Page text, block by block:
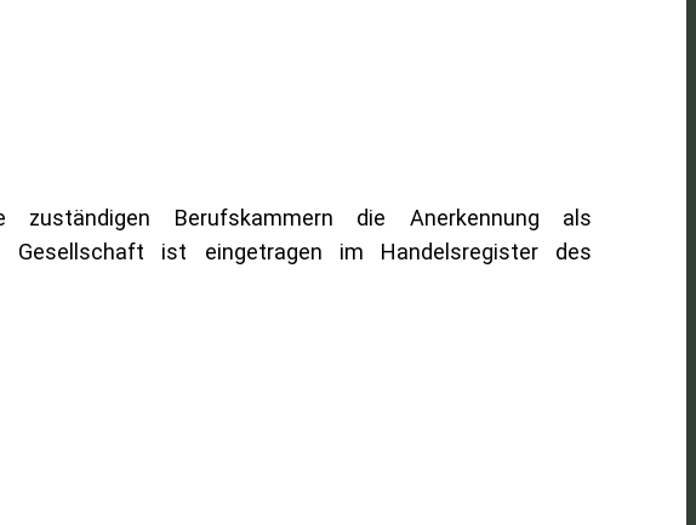
Berufskammern die Anerkennung als
Gesellschaft ist eingetragen im Handelsregister des